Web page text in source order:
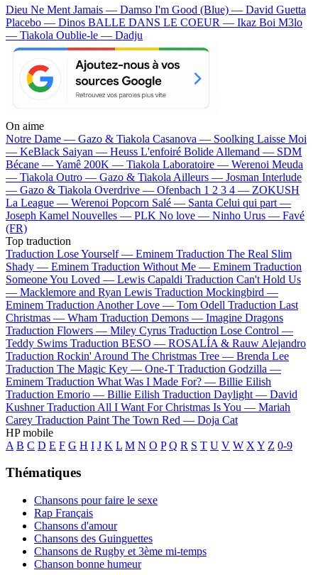
Dieu Ne Ment Jamais — Damso I'm Good (Blue) — David Guetta
Placebo — Dinos BALLE DANS LE COEUR — Ikaz Boi M3lo
— Tiakola Oublie-le — Dadju
On aime
Notre Dame — Gazo & Tiakola Casanova — Soolking Laisse Moi
— KeBlack Saiyan — Heuss L'enfoiré Bolide Allemand — SDM
Bécane —Yamê 200K — Tiakola Laboratoire — Werenoi Meuda
— Tiakola Outro — Gazo & Tiakola Ailleurs — Josman Interlude
— Gazo & Tiakola Overdrive — Ofenbach 1 2 3 4 — ZOKUSH
La League — Werenoi Popcorn Salé — Santa Celui qui part —
Joseph Kamel Nouvelles — PLK No love — Ninho Urus — Favé
(FR)
Top traduction
Traduction Lose Yourself — Eminem Traduction The Real Slim
Shady — Eminem Traduction Without Me — Eminem Traduction
Someone You Loved — Lewis Capaldi Traduction Can't Hold Us
— Macklemore and Ryan Lewis Traduction Mockingbird —
Eminem Traduction Another Love — Tom Odell Traduction Last
Christmas — Wham Traduction Demons — Imagine Dragons
Traduction Flowers — Miley Cyrus Traduction Lose Control —
Teddy Swims Traduction BESO — ROSALÍA & Rauw Alejandro
Traduction Rockin' Around The Christmas Tree — Brenda Lee
Traduction The Magic Key — One-T Traduction Godzilla —
Eminem Traduction What Was I Made For? — Billie Eilish
Traduction Emorio — Billie Eilish Traduction Daylight — David
Kushner Traduction All I Want For Christmas Is You — Mariah
Carey Traduction Paint The Town Red — Doja Cat
HP mobile
A B C D E F G H I J K L M N O P Q R S T U V W X Y Z 0-9
Thématiques
Chansons pour faire le sexe
Rap Français
Chansons d'amour
Chansons des Guinguettes
Chansons de Rugby et 3ème mi-temps
Chanson bonne humeur